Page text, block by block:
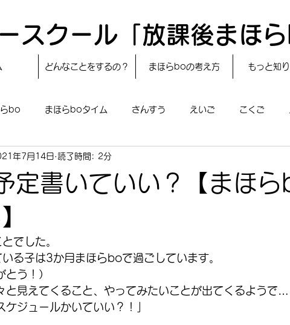
スクール「放課後まほ
どんなことをするの？ まほらboの考え方 もっと知
bo まほらboタイム さんすう えいご こくご
レシピ 24節気
ほらboのあそび
定書いていい？【まほ
年7月14日 読了時間: 2分
でした。
る子は3か月まほらboで過ごしています。
とう！）
と見えてくること、やってみたいことが出てくるようで…
ケジュールかいていい？！」